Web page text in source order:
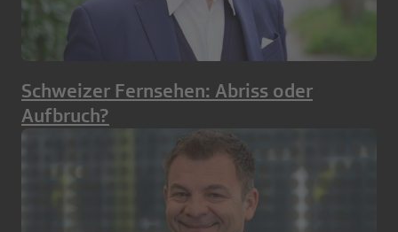
Schweizer Fernsehen: Abriss oder
Aufbruch?